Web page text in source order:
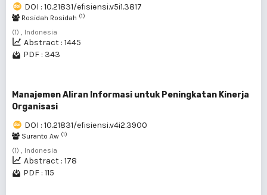
DOI : 10.21831/efisiensi.v5i1.3817
Rosidah Rosidah (1)
(1) , Indonesia
Abstract : 1445
PDF : 343
Manajemen Aliran Informasi untuk Peningkatan Kinerja
Organisasi
DOI : 10.21831/efisiensi.v4i2.3900
Suranto Aw (1)
(1) , Indonesia
Abstract : 178
PDF : 115